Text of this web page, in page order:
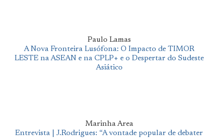
Paulo Lamas
A Nova Fronteira Lusófona: O Impacto de TIMOR
LESTE na ASEAN e na CPLP+ e o Despertar do Sudeste
Asiático
Marinha Area
Entrevista | J.Rodrigues: “A vontade popular de debater